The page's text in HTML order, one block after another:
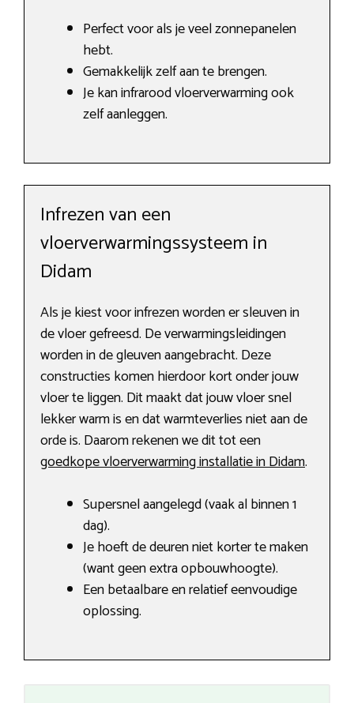
Perfect voor als je veel zonnepanelen
hebt.
Gemakkelijk zelf aan te brengen.
Je kan infrarood vloerverwarming ook
zelf aanleggen.
Infrezen van een
vloerverwarmingssysteem in
Didam
Als je kiest voor infrezen worden er sleuven in
de vloer gefreesd. De verwarmingsleidingen
worden in de gleuven aangebracht. Deze
constructies komen hierdoor kort onder jouw
vloer te liggen. Dit maakt dat jouw vloer snel
lekker warm is en dat warmteverlies niet aan de
orde is. Daarom rekenen we dit tot een
goedkope vloerverwarming installatie in Didam.
Supersnel aangelegd (vaak al binnen 1
dag).
Je hoeft de deuren niet korter te maken
(want geen extra opbouwhoogte).
Een betaalbare en relatief eenvoudige
oplossing.